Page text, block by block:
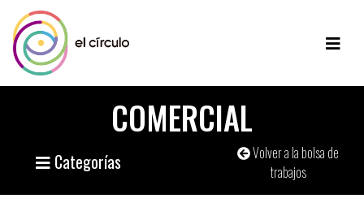
COMERCIAL
Categorías
Volver a la bolsa de
trabajos